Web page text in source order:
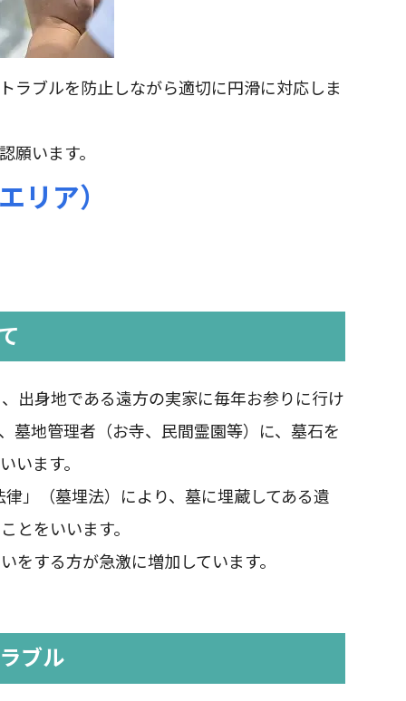
ラブルを防止しながら適切に円滑に対応しま
願います。
リア）
出身地である遠方の実家に毎年お参りに行け
墓地管理者（お寺、民間霊園等）に、墓石を
います。
」（墓埋法）により、墓に埋蔵してある遺
とをいいます。
をする方が急激に増加しています。
ブル